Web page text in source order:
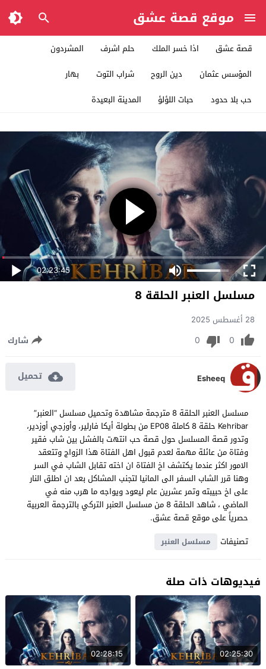
موقع قصة عشق
قصة عشق اذا خسر الملك حلم اشرف
المشردون
المؤسس عثمان
دين الروح شراب التوت
بهار
حب بلا حدود
حبات اللؤلؤ المدينة البعيدة
02:23:45
مسلسل العنبر الحلقة 8
28 أغسطس 2025
0
0 شارك
Esheeq تحميل
مسلسل العنبر الحلقة 8 مترجمة مشاهدة وتحميل مسلسل “العنبر”
Kehribar حلقة 8 كاملة EP08 من بطولة أيكا فارلير، وأوزجي أوزدير،
وتدور قصة المسلسل حول قصة حب انتهت بالفشل بين شاب فقير
وفتاة من عائلة مهمة لعدم قبول اهل الفتاة هذا الزواج وتتعقد
الامور اكثر عندما يكتشف اخ الفتاة ان اخته تقابل الشاب في السر
وهنا قرر الشاب السفر الى المانيا لتجنب المشاكل بعد ان اطلق النار
على اخ حبيبته وتمر عشرين عام ليعود ويواجه ما هرب منه في
الماضي ، شاهد الحلقة 8 من مسلسل العنبر التركي بالترجمة العربية
حصرياً على موقع قصة عشق.
تصنيفات
مسلسل العنبر
فيديوهات ذات صلة
02:25:30
02:28:15